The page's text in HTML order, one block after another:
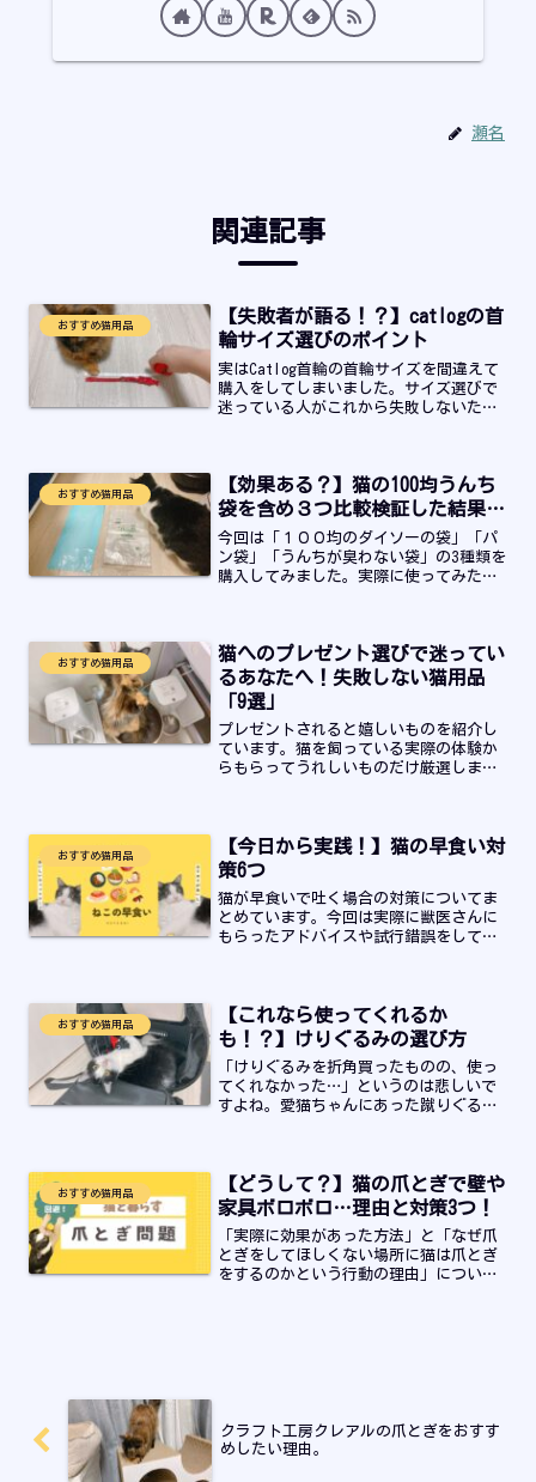
瀬名
関連記事
おすすめ猫用品
【失敗者が語る！？】catlogの首
輪サイズ選びのポイント
実はCatlog首輪の首輪サイズを間違えて
購入をしてしまいました。サイズ選びで
迷っている人がこれから失敗しないため
おすすめ猫用品
【効果ある？】猫の100均うんち
袋を含め３つ比較検証した結果…
今回は「１００均のダイソーの袋」「パ
ン袋」「うんちが臭わない袋」の3種類を
購入してみました。実際に使ってみた体
い、どれがいいのか迷っている飼い主さ
んはぜひ最後までお読みください。
おすすめ猫用品
猫へのプレゼント選びで迷ってい
るあなたへ！失敗しない猫用品
「9選」
プレゼントされると嬉しいものを紹介し
ています。猫を飼っている実際の体験か
らもらってうれしいものだけ厳選しまし
おすすめ猫用品
【今日から実践！】猫の早食い対
策6つ
猫が早食いで吐く場合の対策についてま
とめています。今回は実際に獣医さんに
もらったアドバイスや試行錯誤をして効
と悩んでいる飼い主さんはぜひ最後まで
お読みください！
おすすめ猫用品
【これなら使ってくれるか
も！？】けりぐるみの選び方
「けりぐるみを折角買ったものの、使っ
てくれなかった…」というのは悲しいで
すよね。愛猫ちゃんにあった蹴りぐるみ
おすすめ猫用品
【どうして？】猫の爪とぎで壁や
家具ボロボロ…理由と対策3つ！
「実際に効果があった方法」と「なぜ爪
とぎをしてほしくない場所に猫は爪とぎ
をするのかという行動の理由」について
クラフト工房クレアルの爪とぎをおすす
めしたい理由。